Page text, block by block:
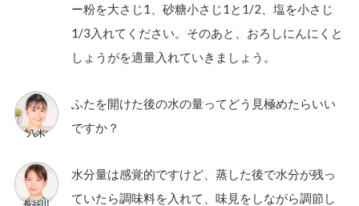
ー粉を大さじ1、砂糖小さじ1と1/2、塩を小さじ
1/3入れてください。そのあと、おろしにんにくと
しょうがを適量入れていきましょう。
ふたを開けた後の水の量ってどう見極めたらいい
ですか？
水分量は感覚的ですけど、蒸した後で水分が残っ
ていたら調味料を入れて、味見をしながら調節し